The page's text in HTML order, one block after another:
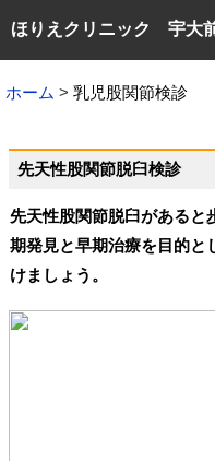
ほりえクリニック 宇大
ホーム 乳児股関節検診
先天性股関節脱臼検診
先天性股関節脱臼があると
期発見と早期治療を目的と
けましょう。